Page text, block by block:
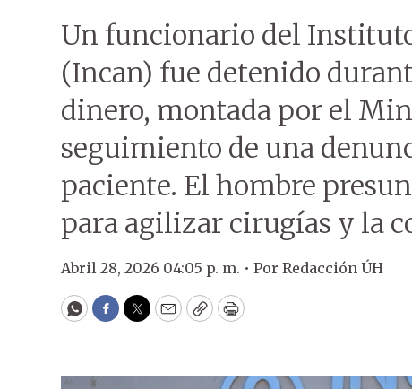
Un funcionario del
(Incan) fue detenido
dinero, montada por el
seguimiento de una
paciente. El hombre
para agilizar cirugías y la
Abril 28, 2026 04:05 p. m. • Por Redacción ÚH
WhatsApp
Facebook
Twitter
EmailCopyPrint